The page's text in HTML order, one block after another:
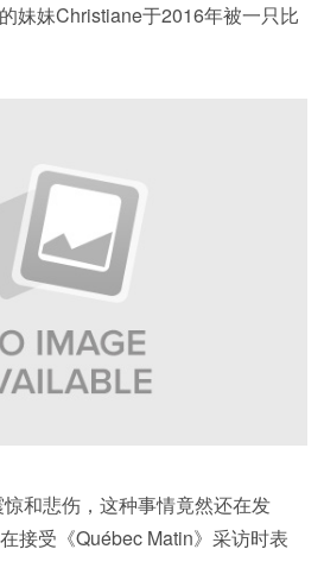
妹Christiane于2016年被一只比
和悲伤，这种事情竟然还在发
接受《Québec Matin》采访时表